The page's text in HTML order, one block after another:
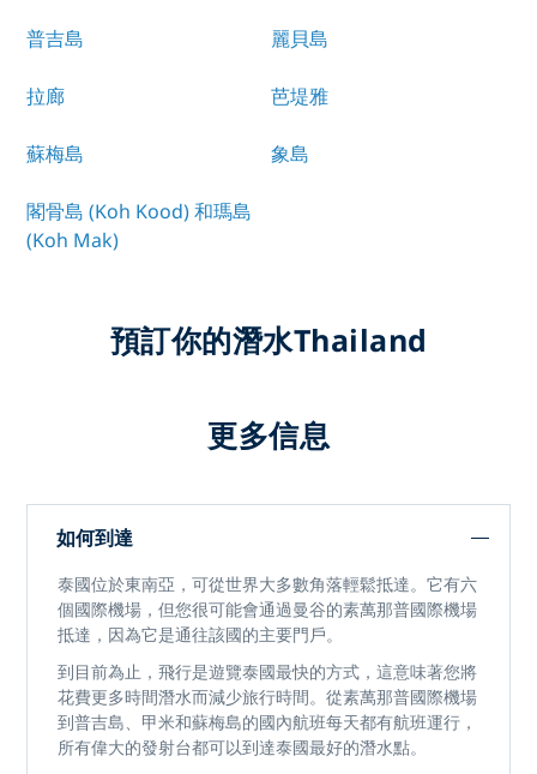
普吉島 麗貝島
拉廊 芭堤雅
蘇梅島 象島
閣骨島 (Koh Kood) 和瑪島
(Koh Mak)
預訂你的潛水Thailand
更多信息
如何到達
泰國位於東南亞，可從世界大多數角落輕鬆抵達。它有六
個國際機場，但您很可能會通過曼谷的素萬那普國際機場
抵達，因為它是通往該國的主要門戶。
到目前為止，飛行是遊覽泰國最快的方式，這意味著您將
花費更多時間潛水而減少旅行時間。從素萬那普國際機場
到普吉島、甲米和蘇梅島的國內航班每天都有航班運行，
所有偉大的發射台都可以到達泰國最好的潛水點。